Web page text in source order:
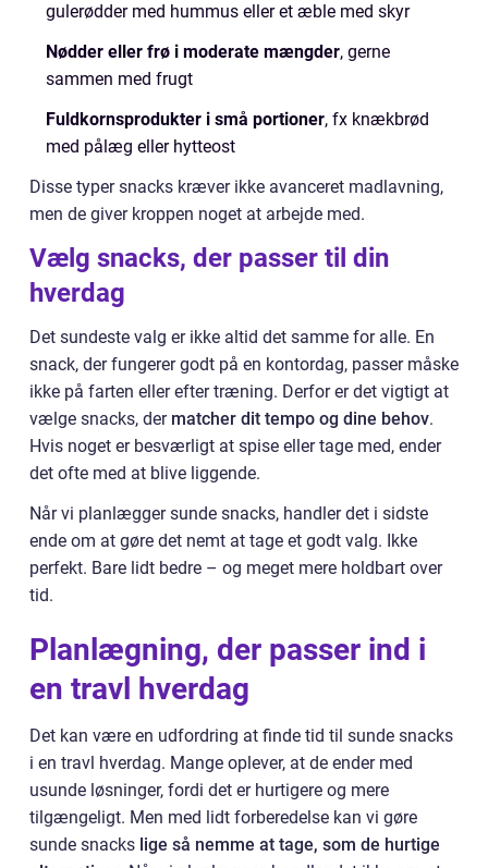
gulerødder med hummus eller et æble med skyr
Nødder eller frø i moderate mængder, gerne
sammen med frugt
Fuldkornsprodukter i små portioner, fx knækbrød
med pålæg eller hytteost
Disse typer snacks kræver ikke avanceret madlavning,
men de giver kroppen noget at arbejde med.
Vælg snacks, der passer til din
hverdag
Det sundeste valg er ikke altid det samme for alle. En
snack, der fungerer godt på en kontordag, passer måske
ikke på farten eller efter træning. Derfor er det vigtigt at
vælge snacks, der matcher dit tempo og dine behov.
Hvis noget er besværligt at spise eller tage med, ender
det ofte med at blive liggende.
Når vi planlægger sunde snacks, handler det i sidste
ende om at gøre det nemt at tage et godt valg. Ikke
perfekt. Bare lidt bedre – og meget mere holdbart over
tid.
Planlægning, der passer ind i
en travl hverdag
Det kan være en udfordring at finde tid til sunde snacks
i en travl hverdag. Mange oplever, at de ender med
usunde løsninger, fordi det er hurtigere og mere
tilgængeligt. Men med lidt forberedelse kan vi gøre
sunde snacks lige så nemme at tage, som de hurtige